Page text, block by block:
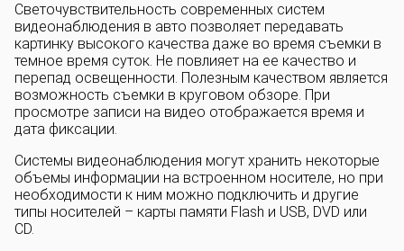
Светочувствительность современных систем
видеонаблюдения в авто позволяет передавать
картинку высокого качества даже во время съемки в
темное время суток. Не повлияет на ее качество и
перепад освещенности. Полезным качеством является
возможность съемки в круговом обзоре. При
просмотре записи на видео отображается время и
дата фиксации.
Системы видеонаблюдения могут хранить некоторые
объемы информации на встроенном носителе, но при
необходимости к ним можно подключить и другие
типы носителей – карты памяти Flash и USB, DVD или
CD.